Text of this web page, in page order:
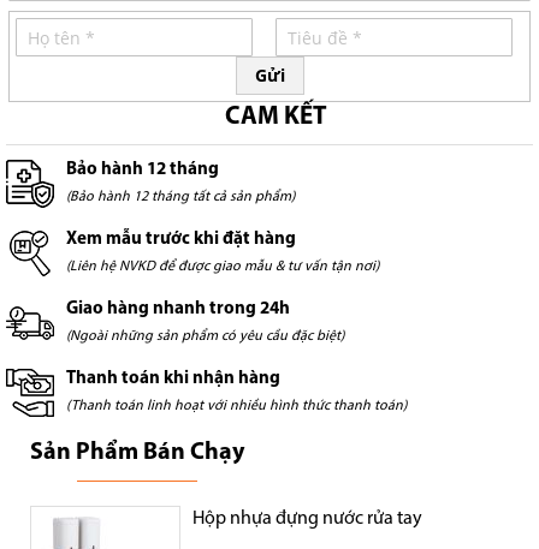
Gửi
CAM KẾT
Bảo hành 12 tháng
(Bảo hành 12 tháng tất cả sản phẩm)
Xem mẫu trước khi đặt hàng
(Liên hệ NVKD để được giao mẫu & tư vấn tận nơi)
Giao hàng nhanh trong 24h
(Ngoài những sản phẩm có yêu cầu đặc biệt)
Thanh toán khi nhận hàng
(Thanh toán linh hoạt với nhiều hình thức thanh toán)
Sản Phẩm Bán Chạy
Hộp nhựa đựng nước rửa tay